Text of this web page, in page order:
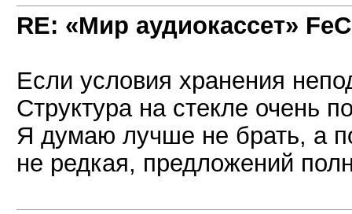
RE: «Мир аудиокассет»
Если условия хранения
Структура на стекле очень
Я думаю лучше не брать, а
не редкая, предложений